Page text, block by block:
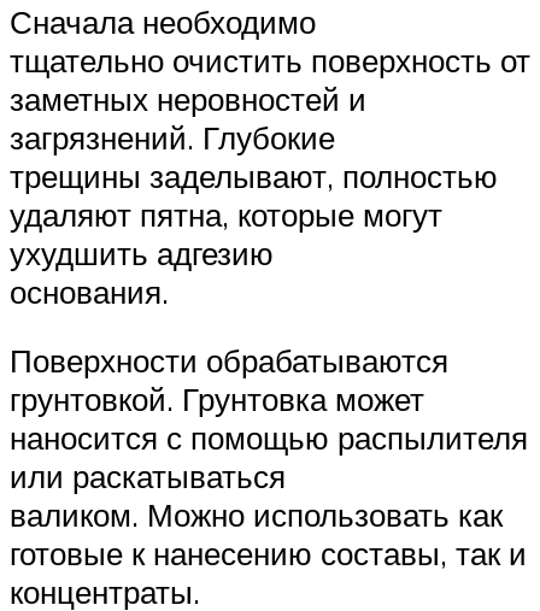
Сначала необходимо
тщательно очистить поверхность от
заметных неровностей и
загрязнений. Глубокие
трещины заделывают, полностью
удаляют пятна, которые могут
ухудшить адгезию
основания.
Поверхности обрабатываются
грунтовкой. Грунтовка может
наносится с помощью распылителя
или раскатываться
валиком. Можно использовать как
готовые к нанесению составы, так и
концентраты.